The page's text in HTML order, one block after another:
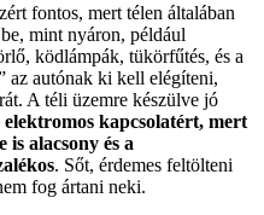
fontos, mert télen általában
mint nyáron, például
ködlámpák, tükörfűtés, és a
az autónak ki kell elégíteni,
A téli üzemre készülve jó
elektromos kapcsolatért, mert
alacsony és a
. Sőt, érdemes feltölteni
fog ártani neki.